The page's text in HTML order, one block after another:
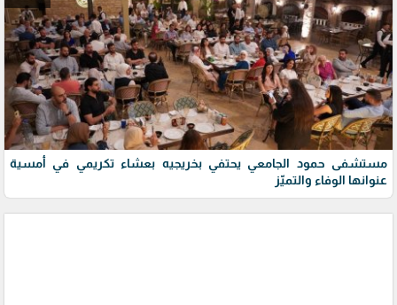
مستشفى حمود الجامعي يحتفي بخريجيه بعشاء تكريمي في أمسية
عنوانها الوفاء والتميّز